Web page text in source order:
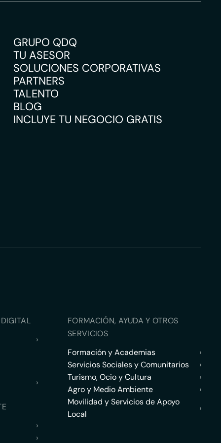
GRUPO QDQ
TU ASESOR
SOLUCIONES CORPORATIVAS
PARTNERS
TALENTO
BLOG
INCLUYE TU NEGOCIO GRATIS
›
›
›
›
FORMACIÓN, AYUDA Y OTROS
SERVICIOS
Formación y Academias
›
Servicios Sociales y Comunitarios
›
Turismo, Ocio y Cultura
›
Agro y Medio Ambiente
›
Movilidad y Servicios de Apoyo
Local
›